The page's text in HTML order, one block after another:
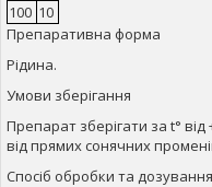
100 10
Препаративна форма
Рідина.
Умови зберігання
Препарат зберігати за t°
від прямих сонячних
Спосіб обробки та